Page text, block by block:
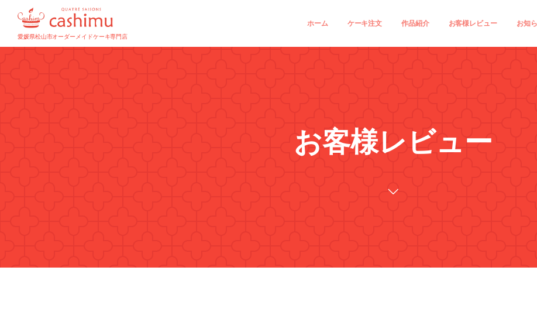
愛媛県松山市オーダーメイドケーキ専門店
ホーム ケーキ注文 作品紹介 お客様レビュー お知
お客様レビュー